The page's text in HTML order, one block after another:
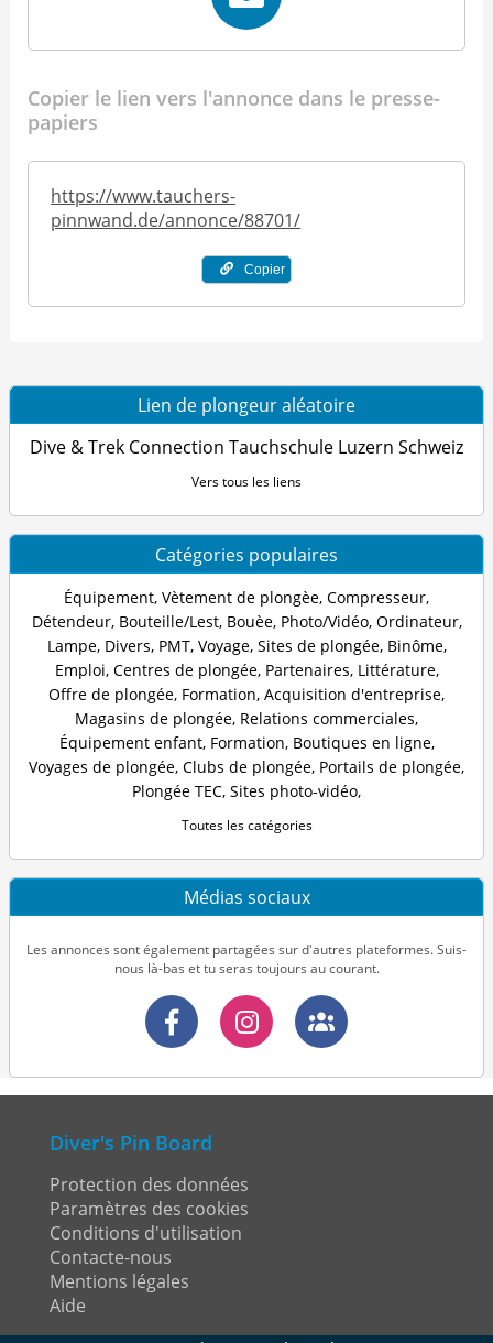
Copier le lien vers l'annonce dans le presse-
papiers
https://www.tauchers-
pinnwand.de/annonce/88701/
Copier
Lien de plongeur aléatoire
Dive & Trek Connection Tauchschule Luzern Schweiz
Vers tous les liens
Catégories populaires
Équipement, Vètement de plongèe, Compresseur,
Détendeur, Bouteille/Lest, Bouèe, Photo/Vidéo, Ordinateur,
Lampe, Divers, PMT, Voyage, Sites de plongée, Binôme,
Emploi, Centres de plongée, Partenaires, Littérature,
Offre de plongée, Formation, Acquisition d'entreprise,
Magasins de plongée, Relations commerciales,
Équipement enfant, Formation, Boutiques en ligne,
Voyages de plongée, Clubs de plongée, Portails de plongée,
Plongée TEC, Sites photo-vidéo,
Toutes les catégories
Médias sociaux
Les annonces sont également partagées sur d'autres plateformes. Suis-
nous là-bas et tu seras toujours au courant.
Diver's Pin Board
Protection des données
Paramètres des cookies
Conditions d'utilisation
Contacte-nous
Mentions légales
Aide